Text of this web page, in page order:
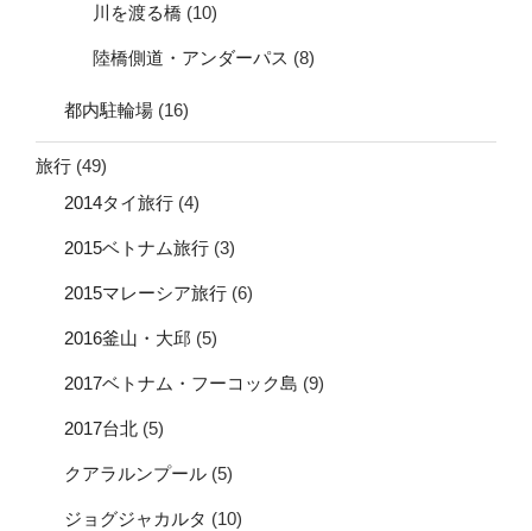
川を渡る橋 (10)
陸橋側道・アンダーパス (8)
都内駐輪場 (16)
旅行 (49)
2014タイ旅行 (4)
2015ベトナム旅行 (3)
2015マレーシア旅行 (6)
2016釜山・大邱 (5)
2017ベトナム・フーコック島 (9)
2017台北 (5)
クアラルンプール (5)
ジョグジャカルタ (10)